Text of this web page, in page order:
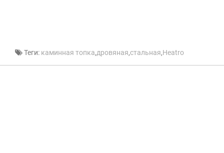
Теги: каминная топка,дровяная,стальная,Heatro